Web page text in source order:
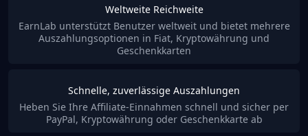
Weltweite Reichweite
EarnLab unterstützt Benutzer weltweit und bietet mehrere
Auszahlungsoptionen in Fiat, Kryptowährung und
Geschenkkarten
Schnelle, zuverlässige Auszahlungen
Heben Sie Ihre Affiliate-Einnahmen schnell und sicher per
PayPal, Kryptowährung oder Geschenkkarte ab